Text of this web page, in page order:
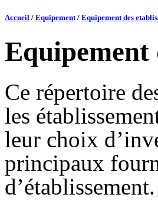
Accueil / Equipement/ Equipement des
Equipement
Ce répertoire
les
leur choix
principaux
d’établissement.